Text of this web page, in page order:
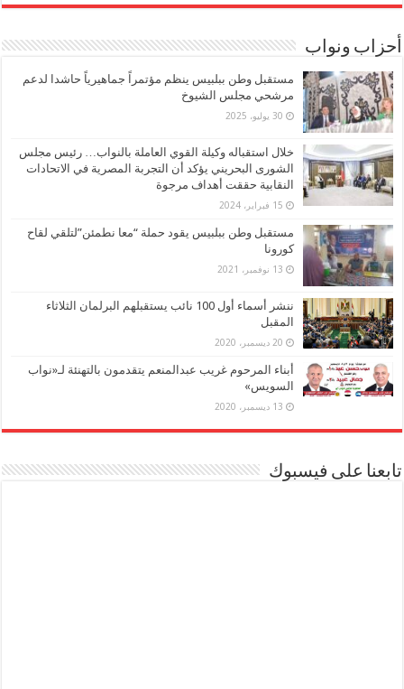
أحزاب ونواب
مستقبل وطن ببلبيس ينظم مؤتمراً جماهيرياً حاشدا لدعم
مرشحي مجلس الشيوخ
30 يوليو، 2025
خلال استقباله وكيلة القوي العاملة بالنواب… رئيس مجلس
الشورى البحريني يؤكد أن التجربة المصرية في الاتحادات
النقابية حققت أهداف مرجوة
15 فبراير، 2024
مستقبل وطن ببلبيس يقود حملة “معا نطمئن”لتلقي لقاح
كورونا
13 نوفمبر، 2021
ننشر أسماء أول 100 نائب يستقبلهم البرلمان الثلاثاء
المقبل
20 ديسمبر، 2020
أبناء المرحوم غريب عبدالمنعم يتقدمون بالتهنئة لـ«نواب
السويس»
13 ديسمبر، 2020
تابعنا على فيسبوك